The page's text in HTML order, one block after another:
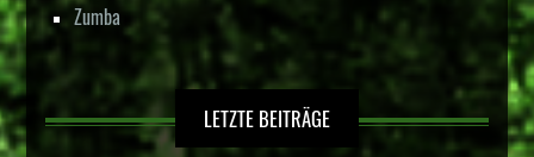
Zumba
LETZTE BEITRÄGE